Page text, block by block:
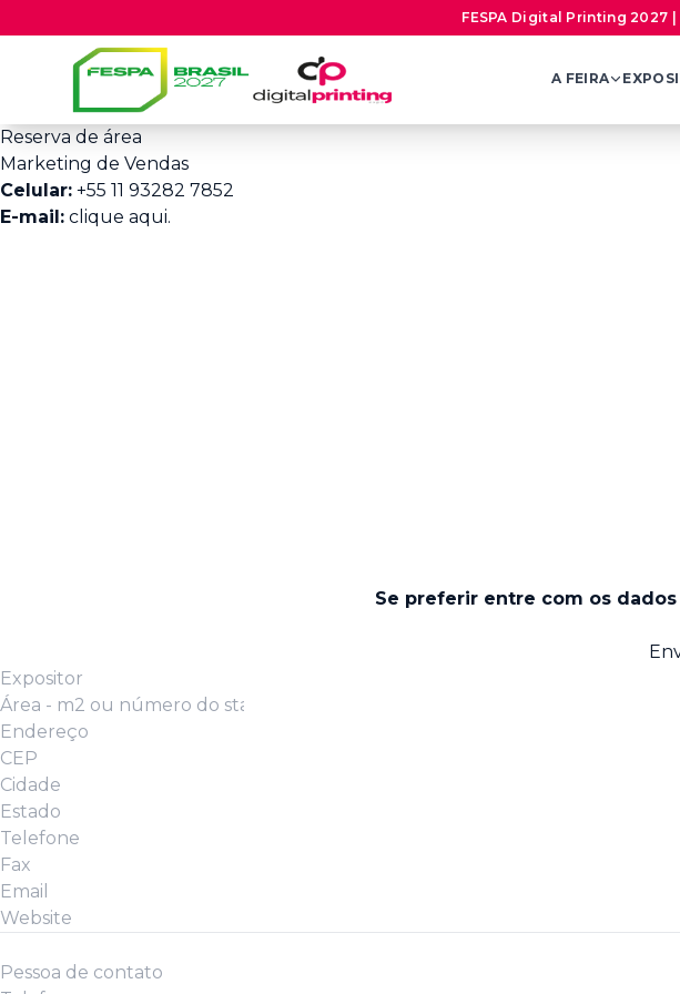
FESPA Digital Printing 2027
A FEIRA
Reserva de área
Marketing de Vendas
Celular: +55 11 93282 7852
E-mail: clique aqui.
Se preferir entre com os